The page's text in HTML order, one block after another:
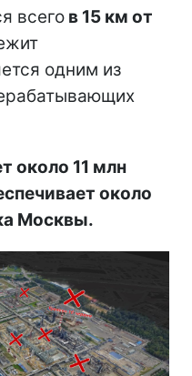
всего в 15 км от
одним из
около 11 млн
около
Москвы.